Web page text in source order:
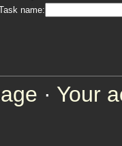
name:
· Your